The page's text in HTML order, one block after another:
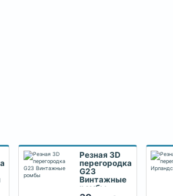
Резная 3D
перегородка
G23
Винтажные
ромбы